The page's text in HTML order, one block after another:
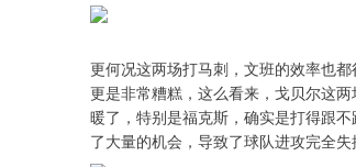
更何况这两场打马刺，文班的效率也
更是非常糟糕，这么看来，戈贝尔这
暖了，特别是福克斯，确实是打得跟
了大量的机会，导致了球队进攻完全失